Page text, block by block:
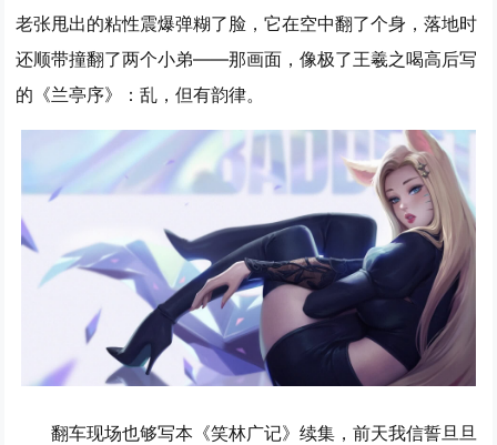
老张甩出的粘性震爆弹糊了脸，它在空中翻了个身，落地时
还顺带撞翻了两个小弟——那画面，像极了王羲之喝高后写
的《兰亭序》：乱，但有韵律。
翻车现场也够写本《笑林广记》续集，前天我信誓旦旦